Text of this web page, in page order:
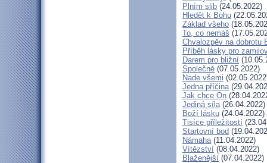
Plním slib (24.05.2022)
Hledět k Bohu
Základ všeho
To, co nemáš
Chvalozpěv na dobrotu
Příběh lásky pro
Darem pro bližní
Společně (07.05.2022)
Nade všemi
Jedna příčina
Jak chce On
Jediná síla(26.04.2022)
Boží lásku (24.04.2022)
Tisíce příležitostí
Startovní bod
Námaha(11.04.2022)
Vítězství (08.04.2022)
Blaženější (07.04.2022)